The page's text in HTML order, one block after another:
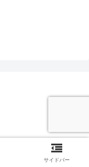
サイドバー